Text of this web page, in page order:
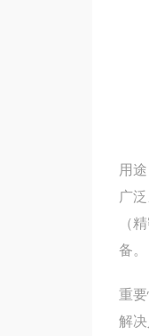
用途
广
（
备。
重
解